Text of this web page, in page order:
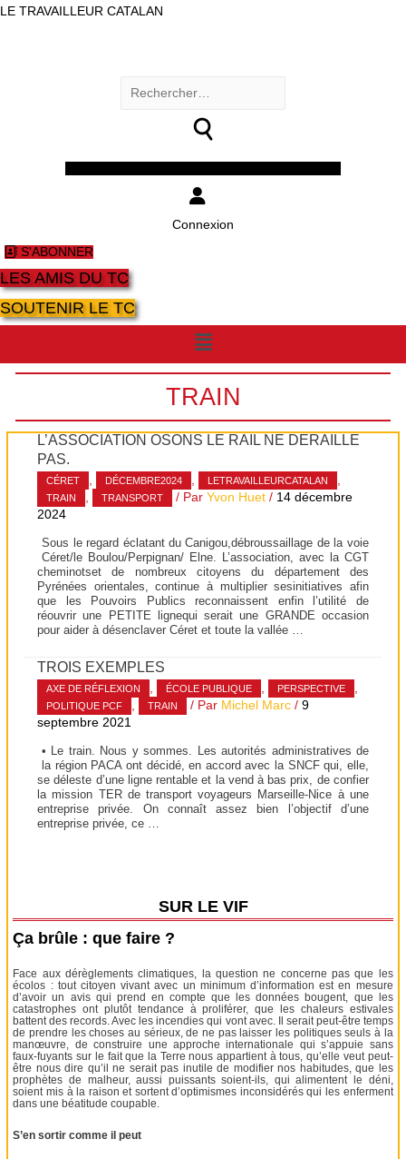
LE TRAVAILLEUR CATALAN
Rechercher :
Connexion
S'ABONNER
LES AMIS DU TC
SOUTENIR LE TC
Menu
TRAIN
L’ASSOCIATION OSONS LE RAIL NE DÉRAILLE
PAS.
CÉRET , DÉCEMBRE2024 , LETRAVAILLEURCATALAN ,
TRAIN , TRANSPORT / ParYvon Huet / 14 décembre
2024
Sous le regard éclatant du Canigou,débroussaillage de la voie
Céret/le Boulou/Perpignan/ Elne. L’association, avec la CGT
cheminotset de nombreux citoyens du département des
Pyrénées orientales, continue à multiplier sesinitiatives afin
que les Pouvoirs Publics reconnaissent enfin l’utilité de
réouvrir une PETITE lignequi serait une GRANDE occasion
pour aider à désenclaver Céret et toute la vallée …
TROIS EXEMPLES
AXE DE RÉFLEXION ÉCOLE PUBLIQUE PERSPECTIVE
POLITIQUE PCF TRAIN / Par Michel Marc /9
septembre 2021
• Le train. Nous y sommes. Les autorités administratives de
la région PACA ont décidé, en accord avec la SNCF qui, elle,
se déleste d’une ligne rentable et la vend à bas prix, de confier
la mission TER de transport voyageurs Marseille-Nice à une
entreprise privée. On connaît assez bien l’objectif d’une
entreprise privée, ce …
SUR LE VIF
Ça brûle : que faire ?
Face aux dérèglements climatiques, la question ne concerne pas que les
écolos : tout citoyen vivant avec un minimum d’information est en mesure
d’avoir un avis qui prend en compte que les données bougent, que les
catastrophes ont plutôt tendance à proliférer, que les chaleurs estivales
battent des records. Avec les incendies qui vont avec. Il serait peut-être temps
de prendre les choses au sérieux, de ne pas laisser les politiques seuls à la
manœuvre, de construire une approche internationale qui s’appuie sans
faux-fuyants sur le fait que la Terre nous appartient à tous, qu’elle veut peut-
être nous dire qu’il ne serait pas inutile de modifier nos habitudes, que les
prophètes de malheur, aussi puissants soient-ils, qui alimentent le déni,
soient mis à la raison et sortent d’optimismes inconsidérés qui les enferment
dans une béatitude coupable.
S’en sortir comme il peut